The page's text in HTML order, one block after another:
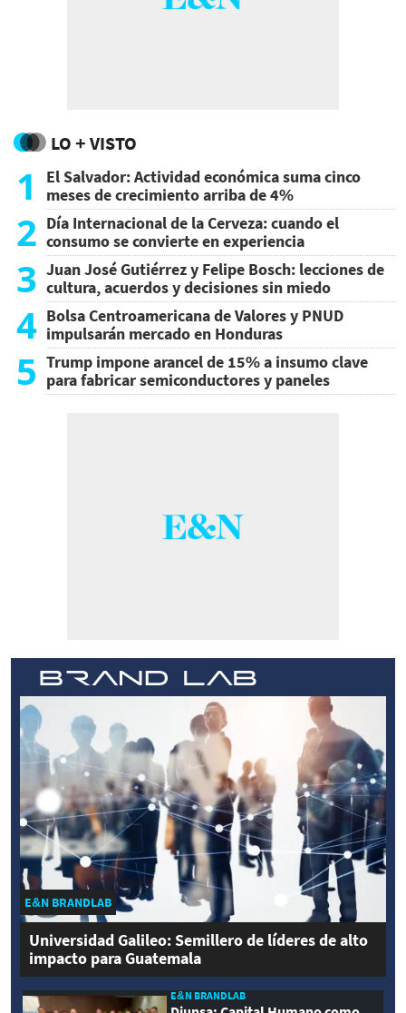
LO + VISTO
1
El Salvador: Actividad económica suma cinco
meses de crecimiento arriba de 4%
2 Día Internacional de la Cerveza: cuando el
consumo se convierte en experiencia
3 Juan José Gutiérrez y Felipe Bosch: lecciones de
cultura, acuerdos y decisiones sin miedo
4 Bolsa Centroamericana de Valores y PNUD
impulsarán mercado en Honduras
5 Trump impone arancel de 15% a insumo clave
para fabricar semiconductores y paneles
E&N BRANDLAB
Universidad Galileo: Semillero de líderes de alto
impacto para Guatemala
E&N BRANDLAB